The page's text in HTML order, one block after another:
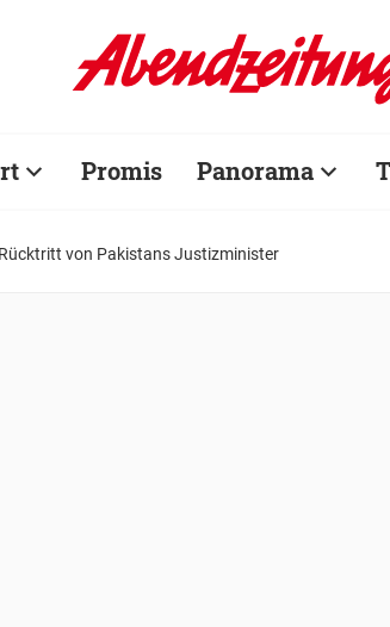
Promis Panorama
von Pakistans Justizminister